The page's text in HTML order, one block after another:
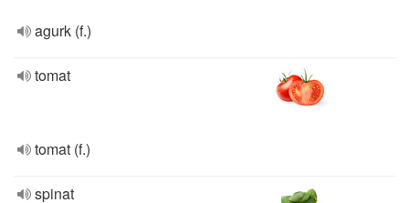
agurk (f.)
tomat
tomat (f.)
spinat